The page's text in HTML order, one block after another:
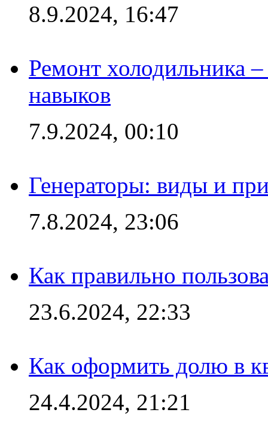
8.9.2024, 16:47
Ремонт холодильника
навыков
7.9.2024, 00:10
Генераторы: виды и
7.8.2024, 23:06
Как правильно
23.6.2024, 22:33
Как оформить долю в
24.4.2024, 21:21